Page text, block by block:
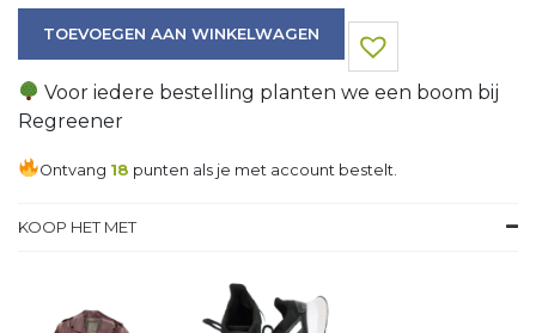
TOEVOEGEN AAN WINKELWAGEN
Voor iedere bestelling planten we een boom bij
Regreener
Ontvang 18 punten als je met account bestelt.
KOOP HET MET